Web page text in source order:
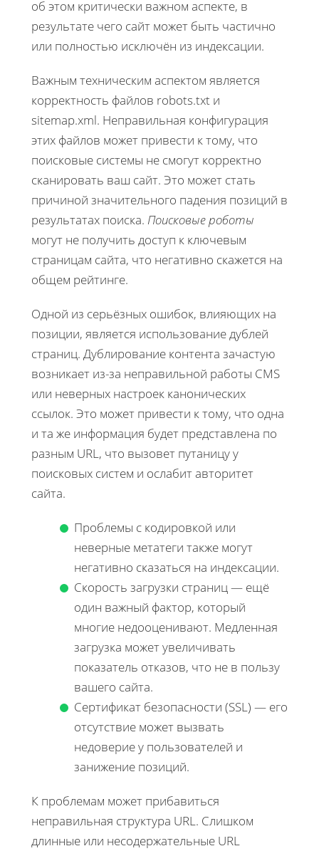
об этом критически важном аспекте, в
результате чего сайт может быть частично
или полностью исключён из индексации.
Важным техническим аспектом является
корректность файлов robots.txt и
sitemap.xml. Неправильная конфигурация
этих файлов может привести к тому, что
поисковые системы не смогут корректно
сканировать ваш сайт. Это может стать
причиной значительного падения позиций в
результатах поиска. Поисковые роботы
могут не получить доступ к ключевым
страницам сайта, что негативно скажется на
общем рейтинге.
Одной из серьёзных ошибок, влияющих на
позиции, является использование дублей
страниц. Дублирование контента зачастую
возникает из-за неправильной работы CMS
или неверных настроек канонических
ссылок. Это может привести к тому, что одна
и та же информация будет представлена по
разным URL, что вызовет путаницу у
поисковых систем и ослабит авторитет
сайта.
Проблемы с кодировкой или
неверные метатеги также могут
негативно сказаться на индексации.
Скорость загрузки страниц — ещё
один важный фактор, который
многие недооценивают. Медленная
загрузка может увеличивать
показатель отказов, что не в пользу
вашего сайта.
Сертификат безопасности (SSL) — его
отсутствие может вызвать
недоверие у пользователей и
занижение позиций.
К проблемам может прибавиться
неправильная структура URL. Слишком
длинные или несодержательные URL